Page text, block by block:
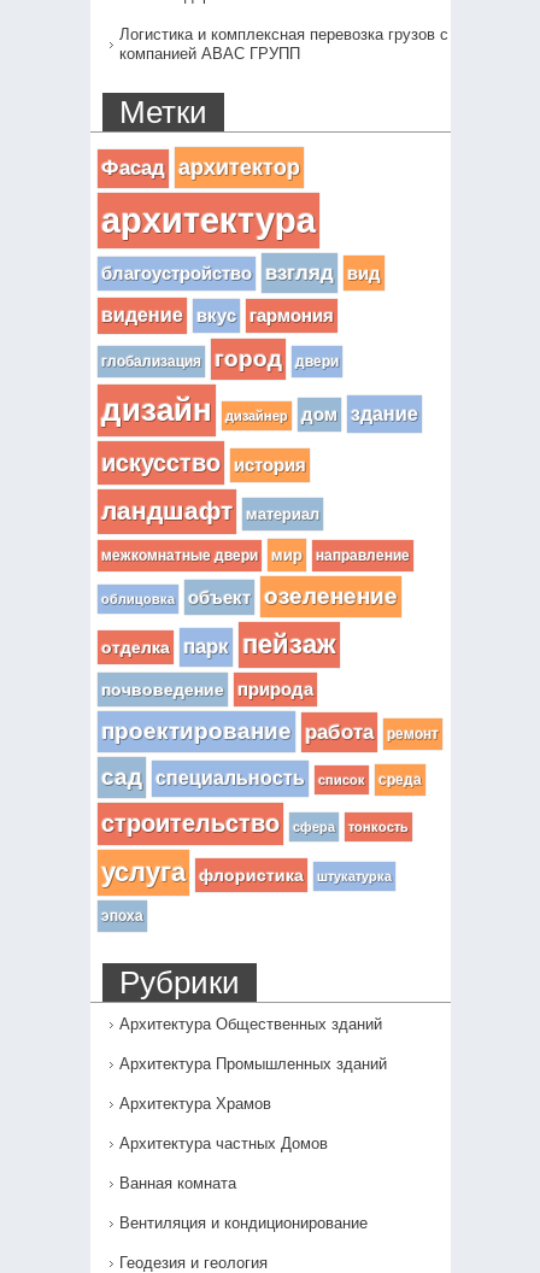
Логистика и комплексная перевозка грузов с
компанией АВАС ГРУПП
Метки
Фасад архитектор
архитектура
благоустройство взгляд вид
видение вкус гармония
глобализация город двери
дизайн дизайнер дом здание
искусство история
ландшафт материал
межкомнатные двери мир направление
облицовка объект озеленение
отделка парк пейзаж
почвоведение природа
проектирование работа ремонт
сад специальность список среда
строительство сфера тонкость
услуга флористика штукатурка
эпоха
Рубрики
Архитектура Общественных зданий
Архитектура Промышленных зданий
Архитектура Храмов
Архитектура частных Домов
Ванная комната
Вентиляция и кондиционирование
Геодезия и геология